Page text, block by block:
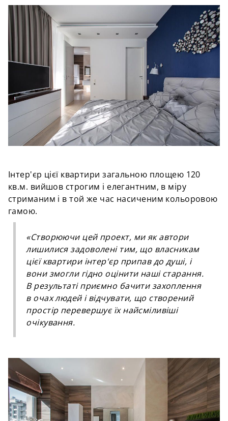
Інтер'єр цієї квартири загальною площею 120
кв.м. вийшов строгим і елегантним, в міру
стриманим і в той же час насиченим кольоровою
гамою.
«Створюючи цей проект, ми як автори
лишилися задоволені тим, що власникам
цієї квартири інтер'єр припав до душі, і
вони змогли гідно оцінити наші старання.
В результаті приємно бачити захоплення
в очах людей і відчувати, що створений
простір перевершує їх найсміливіші
очікування.